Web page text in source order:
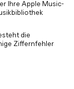
Ihre Apple Music-
die
Ziffernfehler